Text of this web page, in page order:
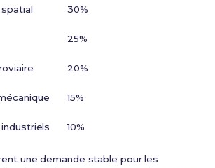
30%
25%
20%
15%
10%
une demande stable pour les